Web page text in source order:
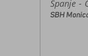
Home
Spanje
SBH